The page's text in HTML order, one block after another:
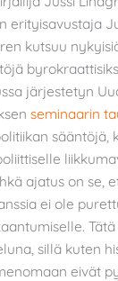
erityisavustaja
kutsuu
järjestetyn
seminaarin
sääntöjä,
ajatus on se,
ei ole
sillä kuten
eivät